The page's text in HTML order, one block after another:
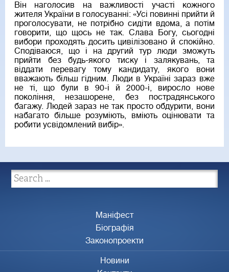
Він наголосив на важливості участі кожного
жителя України в голосуванні: «Усі повинні прийти й
проголосувати, не потрібно сидіти вдома, а потім
говорити, що щось не так. Слава Богу, сьогодні
вибори проходять досить цивілізовано й спокійно.
Сподіваюся, що і на другий тур люди зможуть
прийти без будь-якого тиску і залякувань, та
віддати перевагу тому кандидату, якого вони
вважають більш гідним. Люди в Україні зараз вже
не ті, що були в 90-і й 2000-і, виросло нове
покоління, незашорене, без пострадянського
багажу. Людей зараз не так просто обдурити, вони
набагато більше розуміють, вміють оцінювати та
робити усвідомлений вибір».
Маніфест
Біографія
Законопроекти
Новини